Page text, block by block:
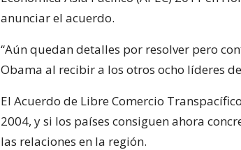
anunciar el acuerdo.
“Aún quedan detalles por resolver pero
Obama al recibir a los otros ocho líderes
El Acuerdo de Libre Comercio
2004, y si los países consiguen ahora
las relaciones en la región.